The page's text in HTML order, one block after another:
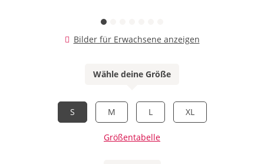
Bilder für Erwachsene anzeigen
Wähle deine Größe
S M L XL
Größentabelle